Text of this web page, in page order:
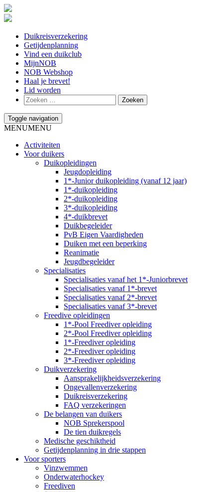
Duikreisverzekering
Getijdenplanning
Vind een duikclub
MijnNOB
NOB Webshop
Haal je brevet!
Lid worden
Toggle navigation
MENUMENU
Activiteiten
Voor duikers
Duikopleidingen
Jeugdopleiding
1*-Junior duikopleiding (vanaf 12 jaar)
1*-duikopleiding
2*-duikopleiding
3*-duikopleiding
4*-duikbrevet
Duikbegeleider
PvB Eigen Vaardigheden
Duiken met een beperking
Reanimatie
Jeugdbegeleider
Specialisaties
Specialisaties vanaf het 1*-Juniorbrevet
Specialisaties vanaf 1*-brevet
Specialisaties vanaf 2*-brevet
Specialisaties vanaf 3*-brevet
Freedive opleidingen
1*-Pool Freediver opleiding
2*-Pool Freediver opleiding
1*-Freediver opleiding
2*-Freediver opleiding
3*-Freediver opleiding
Duikverzekering
Aansprakelijkheidsverzekering
Ongevallenverzekering
Duikreisverzekering
FAQ verzekeringen
De belangen van duikers
NOB Sprekerspool
De tien duikregels
Medische geschiktheid
Getijdenplanning in drie stappen
Voor sporters
Vinzwemmen
Onderwaterhockey
Freediven